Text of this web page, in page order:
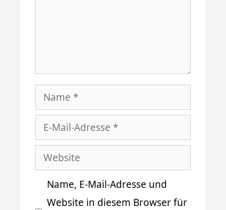
Name
Mail-
Adresse
Website
Name, E-Mail-Adresse und
Website in diesem Browser für